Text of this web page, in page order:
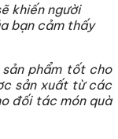
khiến người
bạn cảm thấy
sản phẩm tốt cho
sản xuất từ các
đối tác món quà